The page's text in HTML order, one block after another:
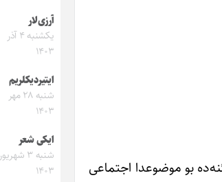
بو موضوعدا اجتماعی
آرزی‌لار
یکشنبه ۴ آذر
۱۴۰۳
ایتیردیکلریم
شنبه ۲۸ مهر
۱۴۰۳
ایکی شعر
شنبه ۳ شهریور
۱۴۰۳